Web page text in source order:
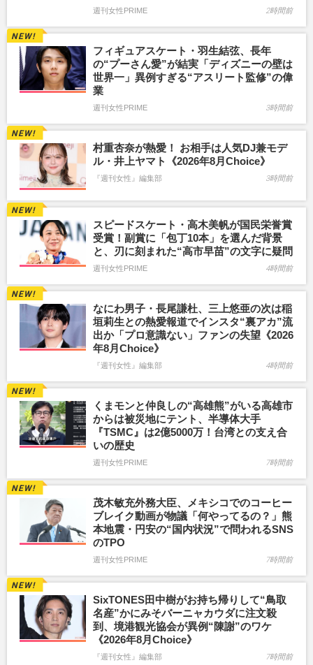
週刊女性PRIME 2時間前
フィギュアスケート・羽生結弦、長年
の“プーさん愛”が結実「ディズニーの壁は
世界一」異例すぎる“アスリート監修”の偉
業
週刊女性PRIME 3時間前
村重杏奈が熱愛！ お相手は人気DJ兼モデ
ル・井上ヤマト《2026年8月Choice》
『週刊女性』編集部 3時間前
スピードスケート・高木美帆が国民栄誉賞
受賞！副賞に「包丁10本」を選んだ背景
と、刃に刻まれた“高市早苗”の文字に疑問
週刊女性PRIME 4時間前
なにわ男子・長尾謙杜、三上悠亜の次は稲
垣莉生との熱愛報道でインスタ“裏アカ”流
出か「プロ意識ない」ファンの失望《2026
年8月Choice》
『週刊女性』編集部 4時間前
くまモンと仲良しの“高雄熊”がいる高雄市
からは被災地にテント、半導体大手
『TSMC』は2億5000万！台湾との支え合
いの歴史
週刊女性PRIME 7時間前
茂木敏充外務大臣、メキシコでのコーヒー
ブレイク動画が物議「何やってるの？」熊
本地震・円安の“国内状況”で問われるSNS
のTPO
週刊女性PRIME 7時間前
SixTONES田中樹がお持ち帰りして“鳥取
名産”かにみそバーニャカウダに注文殺
到、境港観光協会が異例“陳謝”のワケ
《2026年8月Choice》
『週刊女性』編集部 7時間前